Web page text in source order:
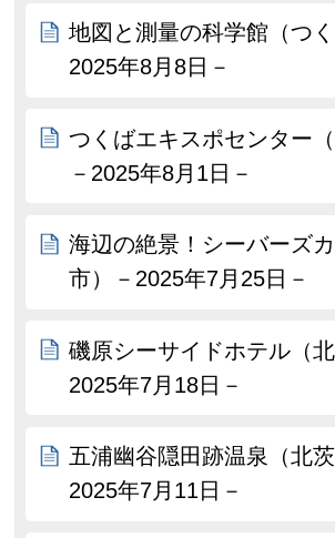
地図と測量の科学館（つ
2025年8月8日－
つくばエキスポセンター（
－2025年8月1日－
海辺の絶景！シーバーズ
市）－2025年7月25日－
磯原シーサイドホテル（
2025年7月18日－
五浦幽谷隠田跡温泉（北
2025年7月11日－